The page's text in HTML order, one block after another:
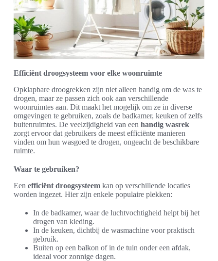
Efficiënt droogsysteem voor elke woonruimte
Opklapbare droogrekken zijn niet alleen handig om de was te
drogen, maar ze passen zich ook aan verschillende
woonruimtes aan. Dit maakt het mogelijk om ze in diverse
omgevingen te gebruiken, zoals de badkamer, keuken of zelfs
buitenruimtes. De veelzijdigheid van een handig wasrek
zorgt ervoor dat gebruikers de meest efficiënte manieren
vinden om hun wasgoed te drogen, ongeacht de beschikbare
ruimte.
Waar te gebruiken?
Een efficiënt droogsysteem kan op verschillende locaties
worden ingezet. Hier zijn enkele populaire plekken:
In de badkamer, waar de luchtvochtigheid helpt bij het
drogen van kleding.
In de keuken, dichtbij de wasmachine voor praktisch
gebruik.
Buiten op een balkon of in de tuin onder een afdak,
ideaal voor zonnige dagen.